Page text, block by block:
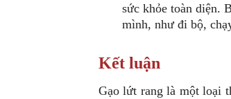
sức khỏe toàn diện.
mình, như đi bộ,
Kết luận
Gạo lứt rang là một loại